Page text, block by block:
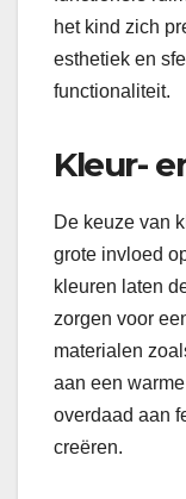
het kind zich
esthetiek en
functionaliteit.
Kleur-
De keuze van
grote invloed
kleuren laten
zorgen voor
materialen
aan een
overdaad aan
creëren.